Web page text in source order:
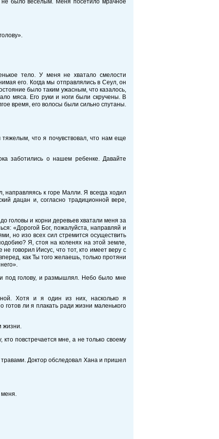
было веселым. Меня посетило мрачное
тело. У меня не хватало смелости
его. Когда мы отправлялись в Сеул, он
было таким ужасным, что казалось,
мяса. Его руки и ноги были скручены. В
время, его волосы были сильно спутаны.
что я почувствовал, что нам еще
заботились о нашем ребенке. Давайте
направляясь к горе Малли. Я всегда ходил
дацан и, согласно традиционной вере,
головы и корни деревьев хватали меня за
«Дорогой Бог, пожалуйста, направляй и
но изо всех сил стремится осуществить
Я, стоя на коленях на этой земле,
говорил Иисус, что тот, кто имеет веру с
как Ты того желаешь, только протяни
под голову, и размышлял. Небо было мне
Хотя и я один из них, насколько я
ли я плакать ради жизни маленького
жизни.
повстречается мне, а не только своему
Доктор обследовал Хана и пришел
меня.